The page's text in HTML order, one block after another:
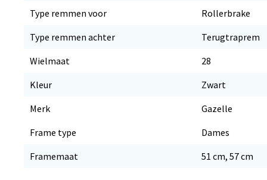
Type remmen voor
Rollerbrake
Type remmen achter
Terugtraprem
Wielmaat
28
Kleur
Zwart
Merk
Gazelle
Frame type
Dames
Framemaat
51 cm, 57 cm